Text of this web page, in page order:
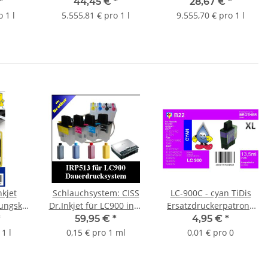
1 l
Inhalt und ca. 480
5.555,81 € pro 1 l
Inhalt und ca. 165
9.555,70 € pro 1 l
A4
l
Schlauchsystem: CISS
Dr.Inkjet für LC900 inkl.
400ml Premium
Nachfülltinte
59,95 € *
0,15 € pro 1 ml
LC-900C - cyan TiDis
Ersatzdruckerpatrone
für ca. 400 Seiten
Druckleistung
4,95 € *
0,01 € pro 0